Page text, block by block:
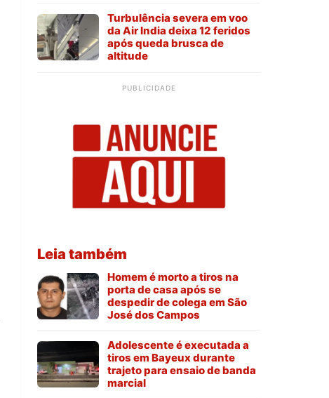
Turbulência severa em voo
da Air India deixa 12 feridos
após queda brusca de
altitude
PUBLICIDADE
Leia também
Homem é morto a tiros na
porta de casa após se
despedir de colega em São
José dos Campos
Adolescente é executada a
tiros em Bayeux durante
trajeto para ensaio de banda
marcial